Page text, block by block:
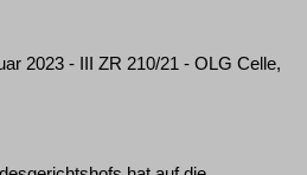
2023 - III ZR 210/21 - OLG Celle,